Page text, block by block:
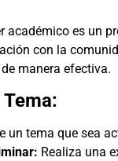
académico es un
con la
manera efectiva.
un tema que sea
Realiza una